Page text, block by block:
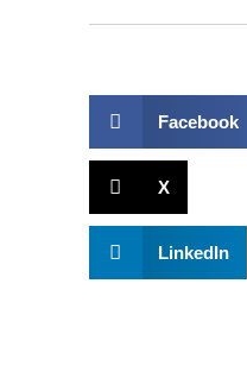
Facebook
X
LinkedIn